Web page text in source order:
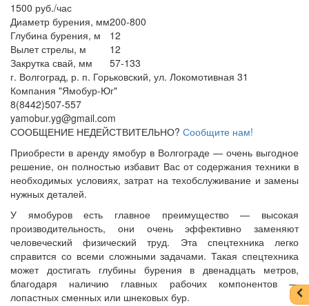
1500 руб./час
Диаметр бурения, мм200-800
Глубина бурения, м
12
Вылет стрелы, м
12
Закрутка свай, мм
57-133
г. Волгоград, р. п. Горьковский, ул. Локомотивная 31
Компания "Ямобур-Юг"
8(8442)507-557
yamobur.yg@gmail.com
СООБЩЕНИЕ НЕДЕЙСТВИТЕЛЬНО? Сообщите нам!
Приобрести в аренду ямобур в Волгограде — очень выгодное
решение, он полностью избавит Вас от содержания техники в
необходимых условиях, затрат на техобслуживание и замены
нужных деталей.
У ямобуров есть главное преимущество — высокая
производительность, они очень эффективно заменяют
человеческий физический труд. Эта спецтехника легко
справится со всеми сложными задачами. Такая спецтехника
может достигать глубины бурения в двенадцать метров,
благодаря наличию главных рабочих компонентов —
лопастных сменных или шнековых бур.